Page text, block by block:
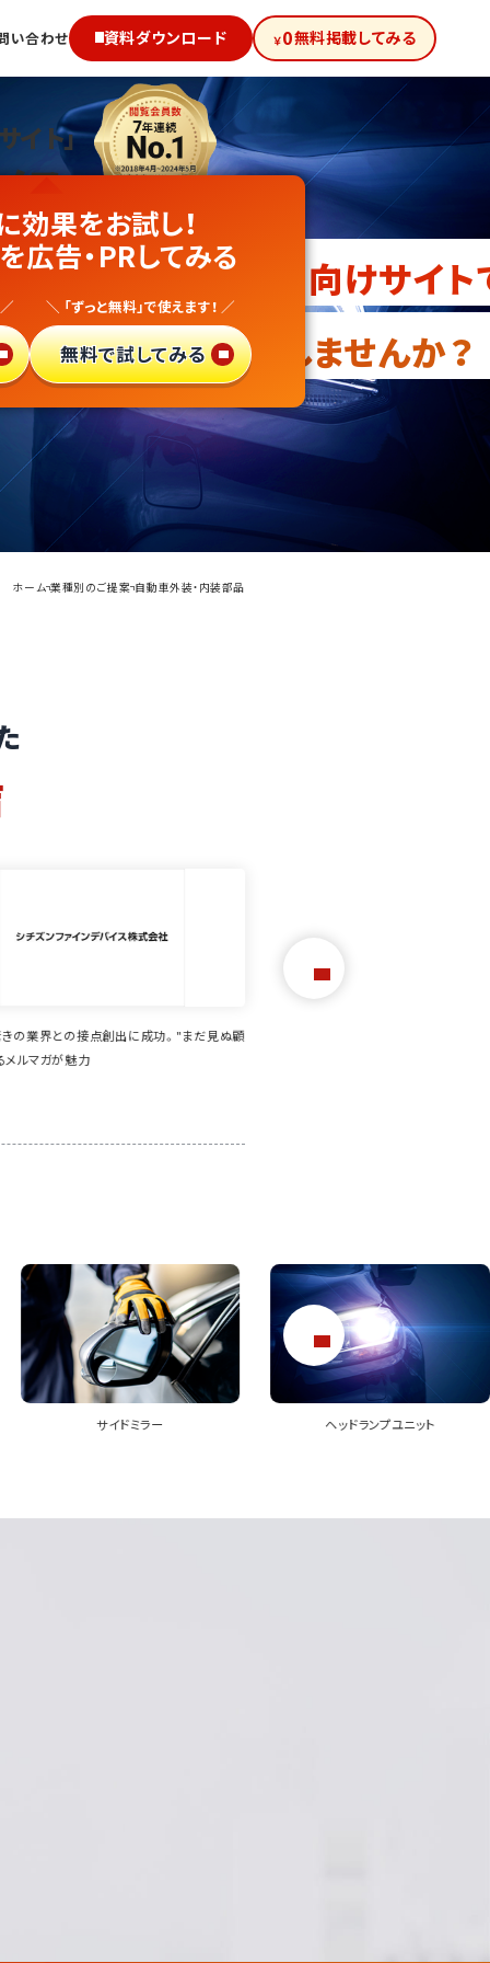
い合わせ 資料ダウンロード ￥0無料掲載してみる
イト」
!
内装部品 向けサイト
業種参入 しませんか？
効果をお試し！
広告・PRしてみる
＼ 「ずっと無料」で使えます！ ／
無料で試してみる
ホーム 業種別のご提案 自動車外装・内装部品
とのマッチングを実現。異業種でも効率的に
でき、さらに派生して案件獲得につながるこ
ヘッドランプユニット バンパー